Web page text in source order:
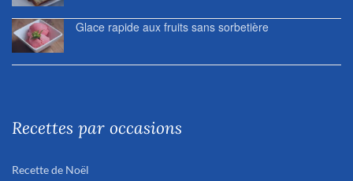
Glace rapide aux fruits sans sorbetière
Recettes par occasions
Recette de Noël